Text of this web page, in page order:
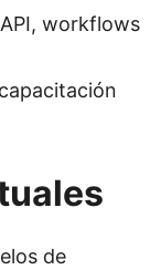
workflows
de